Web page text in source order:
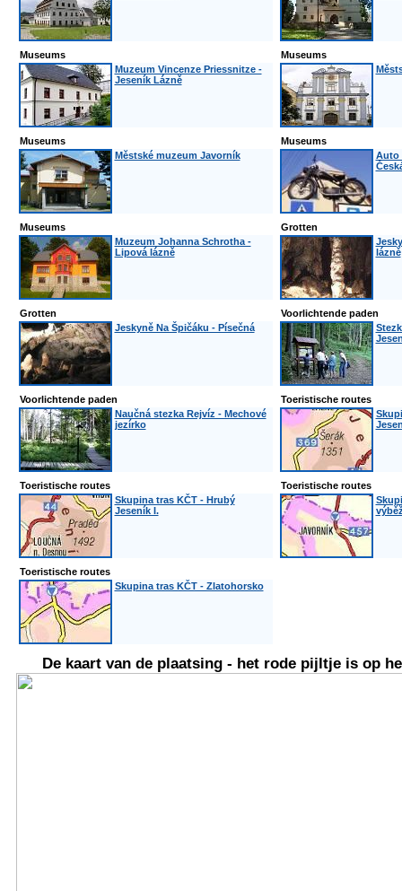
Museums
Muzeum Vincenze Priessnitze -
Jeseník Lázně
Museums
Museums
Městské muzeum Javorník
Museums
Auto
Museums
Muzeum Johanna Schrotha -
Lipová lázně
Grotten
lázně
Grotten
Jeskyně Na Špičáku - Písečná
Voorlichtende paden
Voorlichtende paden
Naučná stezka Rejvíz - Mechové
jezírko
Toeristische routes
Toeristische routes
Skupina tras KČT - Hrubý
Jeseník I.
Toeristische routes
Toeristische routes
Skupina tras KČT - Zlatohorsko
De kaart van de plaatsing - het rode pijltje is op